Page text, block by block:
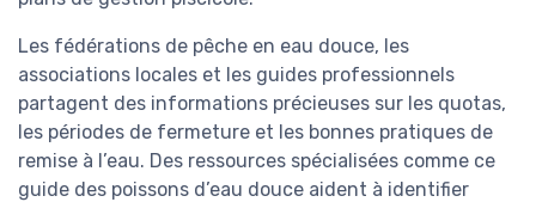
Les fédérations de pêche en eau douce, les
associations locales et les guides professionnels
partagent des informations précieuses sur les quotas,
les périodes de fermeture et les bonnes pratiques de
remise à l’eau. Des ressources spécialisées comme ce
guide des poissons d’eau douce aident à identifier